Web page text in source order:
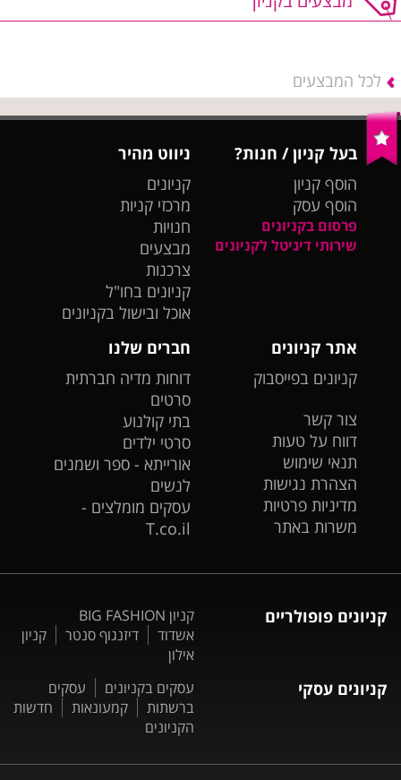
לכל המבצעים
בעל קניון / חנות?
הוסף קניון
הוסף עסק
פרסום בקניונים
שירותי דיגיטל לקניונים
ניווט מהיר
קניונים
מרכזי קניות
חנויות
מבצעים
צרכנות
קניונים בחו"ל
אוכל ובישול בקניונים
אתר קניונים
קניונים בפייסבוק
צור קשר
דווח על טעות
תנאי שימוש
הצהרת נגישות
מדיניות פרטיות
משרות באתר
חברים שלנו
דוחות מדיה חברתית
סרטים
בתי קולנוע
סרטי ילדים
אורייתא - ספר ושמנים
לנשים
עסקים מומלצים -
T.co.il
קניונים פופולריים
קניון BIG FASHION
אשדוד
דיזנגוף סנטר
קניון
אילון
קניונים עסקי עסקים בקניונים
עסקים
ברשתות
קמעונאות
חדשות
הקניונים